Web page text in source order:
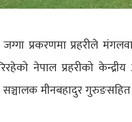
प्रकरणमा प्रहरीले
नेपाल प्रहरीको
सञ्चालक मीनबहादुर